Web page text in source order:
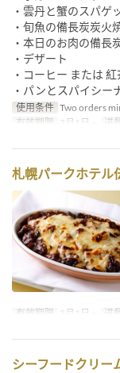
・雲丹と蟹のスパゲ
・旬魚の備長炭炭火
・本日のお肉の備長
・デザート
・コーヒー または 紅
・パンとスパイシー
使用条件 Two orders
有效期限
3月1日 ~ 进
札幌パークホテル
有效期限 3月1日 ~ 进
シーフードクリー